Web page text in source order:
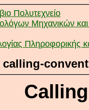
Πολυτεχνείο
Μηχανικών
Πληροφορικής
calling-